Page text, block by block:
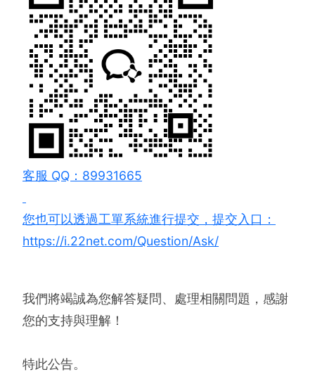
客服 QQ：89931665
您也可以透過工單系統進行提交，提交入口：
https://i.22net.com/Question/Ask/
我們將竭誠為您解答疑問、處理相關問題，感謝
您的支持與理解！
特此公告。